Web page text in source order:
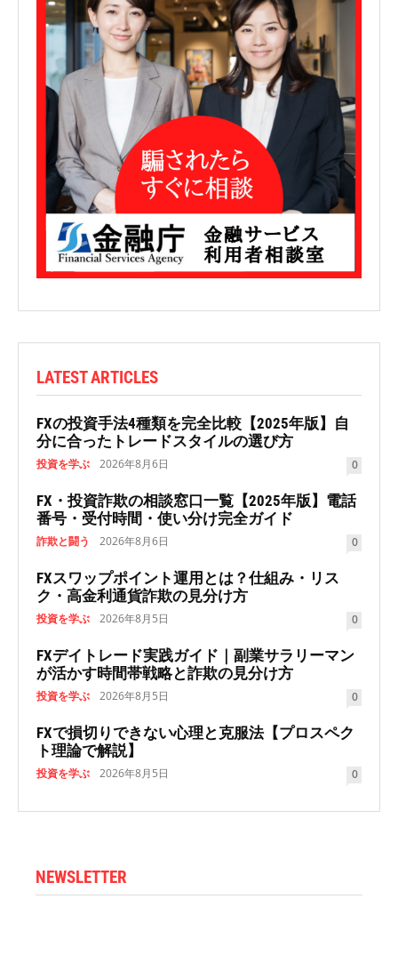
LATEST ARTICLES
FXの投資手法4種類を完全比較【2025年版】自
分に合ったトレードスタイルの選び方
投資を学ぶ 2026年8月6日 0
FX・投資詐欺の相談窓口一覧【2025年版】電話
番号・受付時間・使い分け完全ガイド
詐欺と闘う 2026年8月6日 0
FXスワップポイント運用とは？仕組み・リス
ク・高金利通貨詐欺の見分け方
投資を学ぶ 2026年8月5日 0
FXデイトレード実践ガイド｜副業サラリーマン
が活かす時間帯戦略と詐欺の見分け方
投資を学ぶ 2026年8月5日 0
FXで損切りできない心理と克服法【プロスペク
ト理論で解説】
投資を学ぶ 2026年8月5日 0
NEWSLETTER